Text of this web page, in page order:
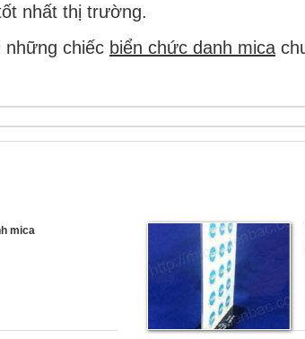
nhất thị trường.
những chiếc biển chức danh mica
mica